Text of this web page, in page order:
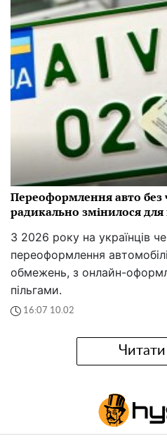
Переоформлення авто без
радикально змінилося для
З 2026 року на українців
переоформлення
обмежень, з онлайн-
пільгами.
16:07 10.02
Читати